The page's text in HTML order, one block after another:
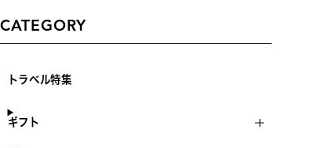
CATEGORY
トラベル特集
ギフト